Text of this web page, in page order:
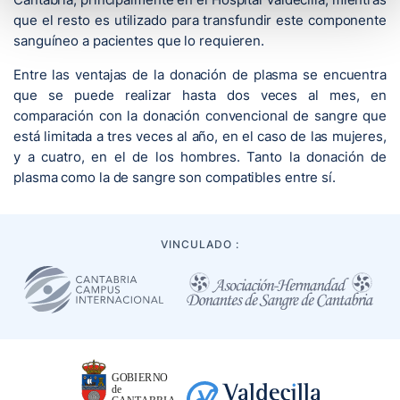
que el resto es utilizado para transfundir este componente
sanguíneo a pacientes que lo requieren.
Entre las ventajas de la donación de plasma se encuentra
que se puede realizar hasta dos veces al mes, en
comparación con la donación convencional de sangre que
está limitada a tres veces al año, en el caso de las mujeres,
y a cuatro, en el de los hombres. Tanto la donación de
plasma como la de sangre son compatibles entre sí.
VINCULADO :